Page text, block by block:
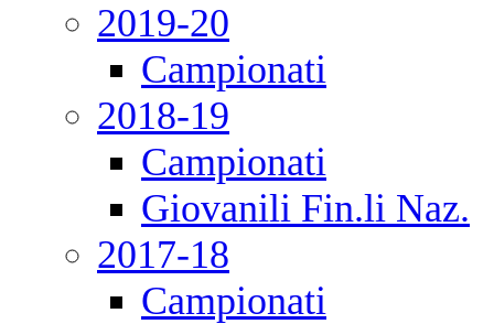
2019-20
Campionati
2018-19
Campionati
Giovanili Fin.li Naz.
2017-18
Campionati